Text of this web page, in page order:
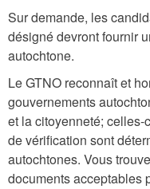
Sur demande, les
désigné devront fournir
autochtone.
Le GTNO reconnaît et
gouvernements
et la citoyenneté;
de vérification sont
autochtones. Vous
documents acceptables